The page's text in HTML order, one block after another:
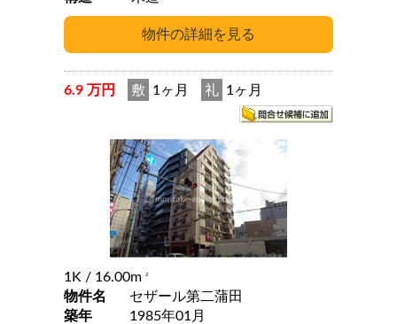
6.9 万円 敷 1ヶ月 礼 1ヶ月
1K / 16.00m 2
物件名
セザール第二蒲田
築年
1985年01月